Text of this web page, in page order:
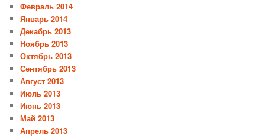
Февраль 2014
Январь 2014
Декабрь 2013
Ноябрь 2013
Октябрь 2013
Сентябрь 2013
Август 2013
Июль 2013
Июнь 2013
Май 2013
Апрель 2013